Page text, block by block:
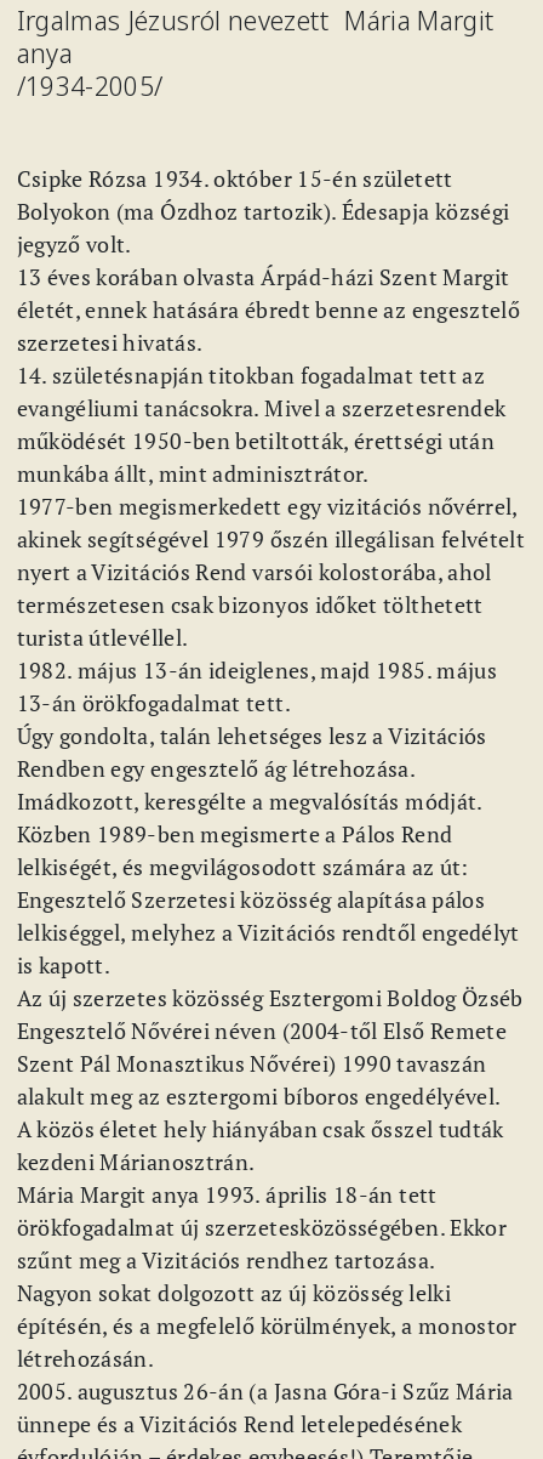
Irgalmas Jézusról nevezett Mária Margit
anya
/1934-2005/
Csipke Rózsa 1934. október 15-én született
Bolyokon (ma Ózdhoz tartozik). Édesapja községi
jegyző volt.
13 éves korában olvasta Árpád-házi Szent Margit
életét, ennek hatására ébredt benne az engesztelő
szerzetesi hivatás.
14. születésnapján titokban fogadalmat tett az
evangéliumi tanácsokra. Mivel a szerzetesrendek
működését 1950-ben betiltották, érettségi után
munkába állt, mint adminisztrátor.
1977-ben megismerkedett egy vizitációs nővérrel,
akinek segítségével 1979 őszén illegálisan felvételt
nyert a Vizitációs Rend varsói kolostorába, ahol
természetesen csak bizonyos időket tölthetett
turista útlevéllel.
1982. május 13-án ideiglenes, majd 1985. május
13-án örökfogadalmat tett.
Úgy gondolta, talán lehetséges lesz a Vizitációs
Rendben egy engesztelő ág létrehozása.
Imádkozott, keresgélte a megvalósítás módját.
Közben 1989-ben megismerte a Pálos Rend
lelkiségét, és megvilágosodott számára az út:
Engesztelő Szerzetesi közösség alapítása pálos
lelkiséggel, melyhez a Vizitációs rendtől engedélyt
is kapott.
Az új szerzetes közösség Esztergomi Boldog Özséb
Engesztelő Nővérei néven (2004-től Első Remete
Szent Pál Monasztikus Nővérei) 1990 tavaszán
alakult meg az esztergomi bíboros engedélyével.
A közös életet hely hiányában csak ősszel tudták
kezdeni Márianosztrán.
Mária Margit anya 1993. április 18-án tett
örökfogadalmat új szerzetesközösségében. Ekkor
szűnt meg a Vizitációs rendhez tartozása.
Nagyon sokat dolgozott az új közösség lelki
építésén, és a megfelelő körülmények, a monostor
létrehozásán.
2005. augusztus 26-án (a Jasna Góra-i Szűz Mária
ünnepe és a Vizitációs Rend letelepedésének